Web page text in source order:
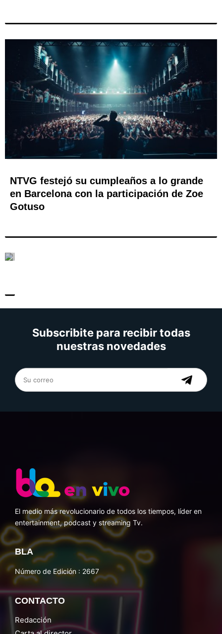
NTVG festejó su cumpleaños a lo grande
en Barcelona con la participación de Zoe
Gotuso
Subscribite para recibir todas
nuestras novedades
El medio más revolucionario de todos los tiempos, líder en
entertainment, podcast y streaming Tv.
BLA
Número de Edición : 2667
CONTACTO
Redacción